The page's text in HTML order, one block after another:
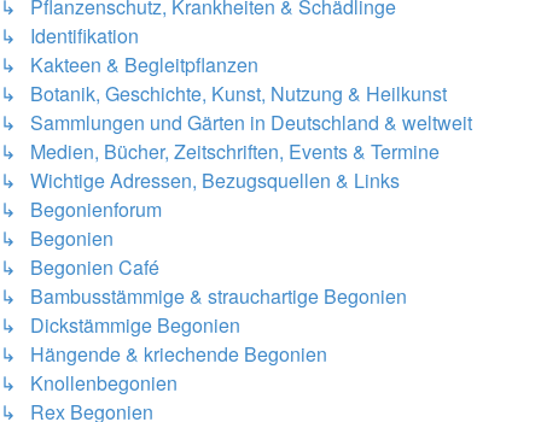
↳ Pflanzenschutz, Krankheiten & Schädlinge
↳ Identifikation
↳ Kakteen & Begleitpflanzen
↳ Botanik, Geschichte, Kunst, Nutzung & Heilkunst
↳ Sammlungen und Gärten in Deutschland & weltweit
↳ Medien, Bücher, Zeitschriften, Events & Termine
↳ Wichtige Adressen, Bezugsquellen & Links
↳ Begonienforum
↳ Begonien
↳ Begonien Café
↳ Bambusstämmige & strauchartige Begonien
↳ Dickstämmige Begonien
↳ Hängende & kriechende Begonien
↳ Knollenbegonien
↳ Rex Begonien